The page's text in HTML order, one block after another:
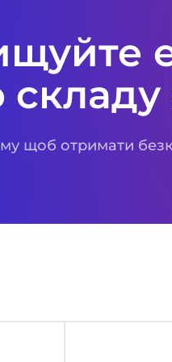
щоб отримати